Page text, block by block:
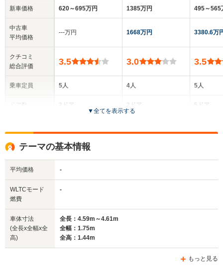
新車価格
中古車
平均価格
クチコミ
総合評価
乗車定員
サイズ
(全長x全幅x全高)
620～695万円
‐‐‐万円
3.5
5人
2ドア
全高
-m
1385万円
1668万円
3.0
4人
2ドア
全高
495～565
3380.6万
3.5
5人
5ドア
全高
▼全てを表示する
テーマの基本情報
平均価格 -
WLTCモード
燃費
-
車体寸法
(全長x全幅x全
高)
全長：4.59m～4.61m
全幅：1.75m
全高：1.44m
もっと見る